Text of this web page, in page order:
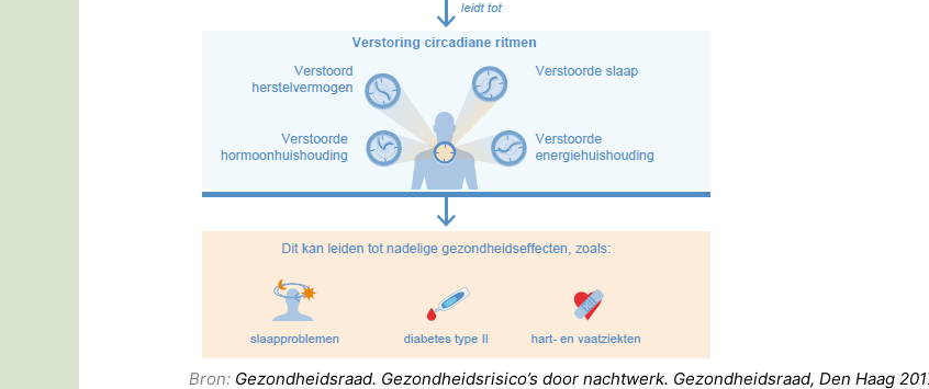
Bron: Gezondheidsraad. Gezondheidsrisico’s door nachtwerk. Gezondheidsraad, Den Haag